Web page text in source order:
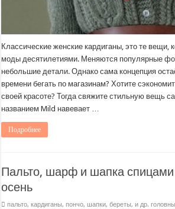
Классические женские кардиганы, это те вещи,
моды десятилетиями. Меняются популярные
небольшие детали. Однако сама концепция
времени бегать по магазинам? Хотите
своей красоте? Тогда свяжите стильную вещь
названием Mild навевает …
Подробнее
Пальто, шарф и шапка
осень
пальто, кардиганы, пончо,шапки, береты, и др.